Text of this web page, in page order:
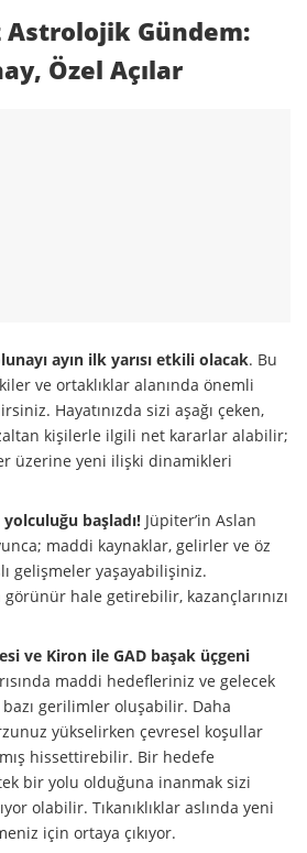
Astrolojik Gündem:
Özel Açılar
ayın ilk yarısı etkili olacak. Bu
ve ortaklıklar alanında önemli
Hayatınızda sizi aşağı çeken,
kişilerle ilgili net kararlar alabilir;
üzerine yeni ilişki dinamikleri
yolculuğu başladı! Jüpiter’in Aslan
maddi kaynaklar, gelirler ve öz
gelişmeler yaşayabilişiniz.
hale getirebilir, kazançlarınızı
ve Kiron ile GAD başak üçgeni
maddi hedefleriniz ve gelecek
bazı gerilimler oluşabilir. Daha
yükselirken çevresel koşullar
hissettirebilir. Bir hedefe
bir yolu olduğuna inanmak sizi
olabilir. Tıkanıklıklar aslında yeni
için ortaya çıkıyor.